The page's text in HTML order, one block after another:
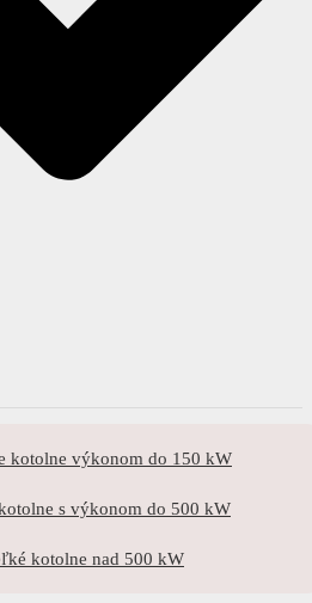
kotolne výkonom do 150 kW
s výkonom do 500 kW
kotolne nad 500 kW